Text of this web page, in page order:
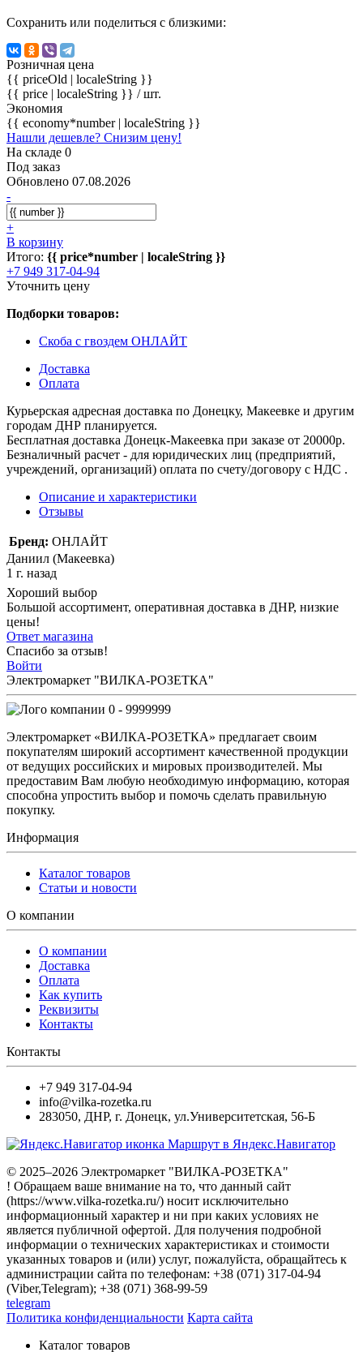
Сохранить или поделиться с близкими:
Розничная цена
{{ priceOld | localeString }}
{{ price | localeString }} / шт.
Экономия
{{ economy*number | localeString }}
Нашли дешевле? Снизим цену!
На складе 0
Под заказ
Обновлено 07.08.2026
-
+
В корзину
Итого: {{ price*number | localeString }}
+7 949 317-04-94
Уточнить цену
Подборки товаров:
Скоба с гвоздем ОНЛАЙТ
Доставка
Оплата
Курьерская адресная доставка по Донецку, Макеевке и другим
городам ДНР планируется.
Бесплатная доставка Донецк-Макеевка при заказе от 20000р.
Безналичный расчет - для юридических лиц (предприятий,
учреждений, организаций) оплата по счету/договору с НДС .
Описание и характеристики
Отзывы
Бренд: ОНЛАЙТ
Даниил (Макеевка)
1 г. назад
Хороший выбор
Большой ассортимент, оперативная доставка в ДНР, низкие
цены!
Ответ магазина
Спасибо за отзыв!
Войти
Электромаркет "ВИЛКА-РОЗЕТКА"
0 - 9999999
Электромаркет «ВИЛКА-РОЗЕТКА» предлагает своим
покупателям широкий ассортимент качественной продукции
от ведущих российских и мировых производителей. Мы
предоставим Вам любую необходимую информацию, которая
способна упростить выбор и помочь сделать правильную
покупку.
Информация
Каталог товаров
Статьи и новости
О компании
О компании
Доставка
Оплата
Как купить
Реквизиты
Контакты
Контакты
+7 949 317-04-94
info@vilka-rozetka.ru
283050, ДНР, г. Донецк, ул.Университетская, 56-Б
Маршрут в Яндекс.Навигатор
© 2025–2026 Электромаркет "ВИЛКА-РОЗЕТКА"
! Обращаем ваше внимание на то, что данный сайт
(https://www.vilka-rozetka.ru/) носит исключительно
информационный характер и ни при каких условиях не
является публичной офертой. Для получения подробной
информации о технических характеристиках и стоимости
указанных товаров и (или) услуг, пожалуйста, обращайтесь к
администрации сайта по телефонам: +38 (071) 317-04-94
(Viber,Telegram); +38 (071) 368-99-59
telegram
Политика конфиденциальности Карта сайта
Каталог товаров